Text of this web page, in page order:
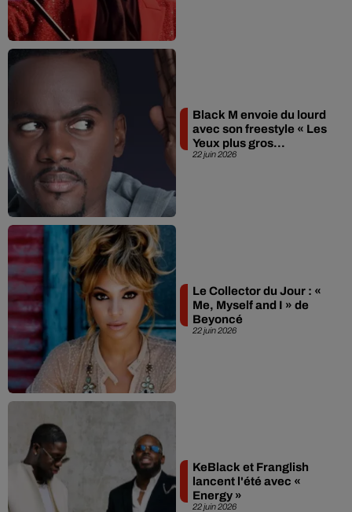
22 juin 2026
Black M envoie du lourd
avec son freestyle « Les
Yeux plus gros...
22 juin 2026
Le Collector du Jour : «
Me, Myself and I » de
Beyoncé
22 juin 2026
KeBlack et Franglish
lancent l'été avec «
Energy »